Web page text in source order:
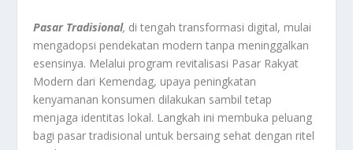
Pasar Tradisional, di tengah transformasi digital, mulai
mengadopsi pendekatan modern tanpa meninggalkan
esensinya. Melalui program revitalisasi Pasar Rakyat
Modern dari Kemendag, upaya peningkatan
kenyamanan konsumen dilakukan sambil tetap
menjaga identitas lokal. Langkah ini membuka peluang
bagi pasar tradisional untuk bersaing sehat dengan ritel